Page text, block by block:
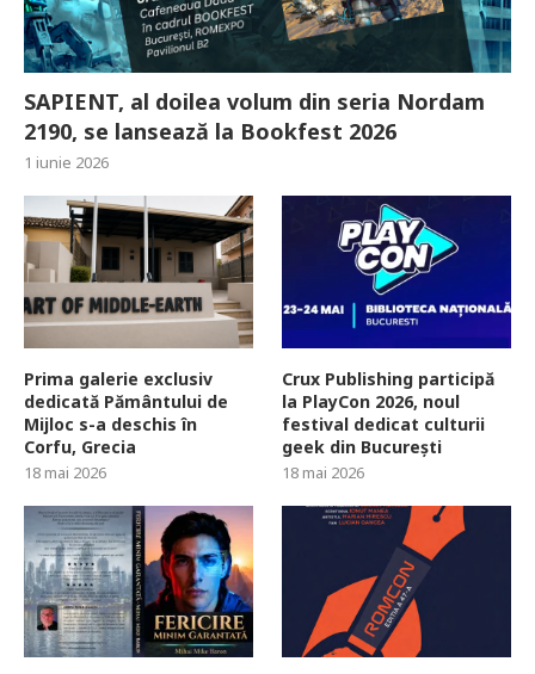
SAPIENT, al doilea volum din seria Nordam
2190, se lansează la Bookfest 2026
1 iunie 2026
Prima galerie exclusiv
dedicată Pământului de
Mijloc s-a deschis în
Corfu, Grecia
18 mai 2026
Crux Publishing participă
la PlayCon 2026, noul
festival dedicat culturii
geek din București
18 mai 2026